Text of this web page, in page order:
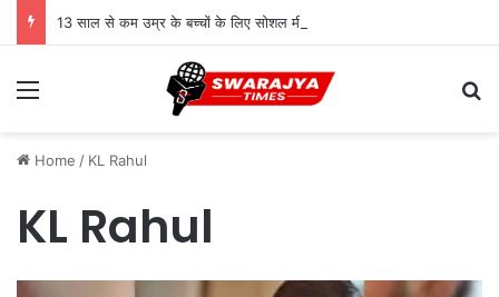
Menu
Home / KL Rahul
KL Rahul